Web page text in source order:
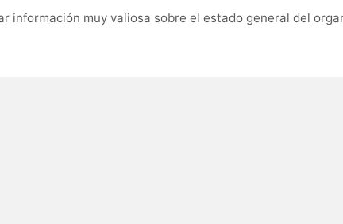
información muy valiosa sobre el estado general del